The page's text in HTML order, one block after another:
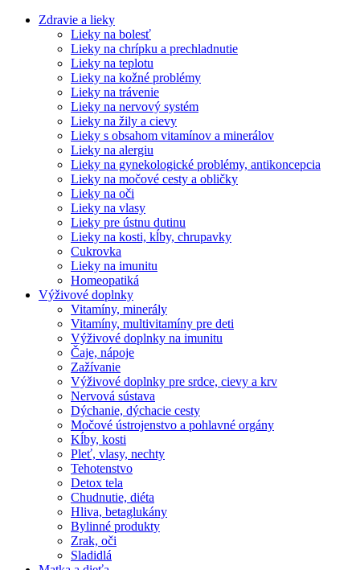
Zdravie a lieky
Lieky na bolesť
Lieky na chrípku a prechladnutie
Lieky na teplotu
Lieky na kožné problémy
Lieky na trávenie
Lieky na nervový systém
Lieky na žily a cievy
Lieky s obsahom vitamínov a minerálov
Lieky na alergiu
Lieky na gynekologické problémy, antikoncepcia
Lieky na močové cesty a obličky
Lieky na oči
Lieky na vlasy
Lieky pre ústnu dutinu
Lieky na kosti, kĺby, chrupavky
Cukrovka
Lieky na imunitu
Homeopatiká
Výživové doplnky
Vitamíny, minerály
Vitamíny, multivitamíny pre deti
Výživové doplnky na imunitu
Čaje, nápoje
Zažívanie
Výživové doplnky pre srdce, cievy a krv
Nervová sústava
Dýchanie, dýchacie cesty
Močové ústrojenstvo a pohlavné orgány
Kĺby, kosti
Pleť, vlasy, nechty
Tehotenstvo
Detox tela
Chudnutie, diéta
Hliva, betaglukány
Bylinné produkty
Zrak, oči
Sladidlá